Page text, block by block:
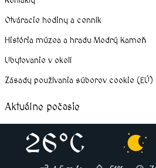
Otváracie hodiny a cenník
História múzea a hradu Modrý Kameň
Ubytovanie v okolí
Zásady používania súborov cookie (EÚ)
Aktuálne počasie
26°C